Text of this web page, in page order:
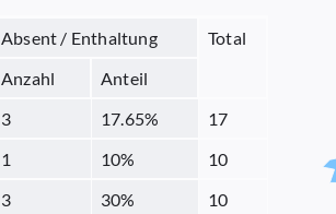
Absent / Enthaltung
Total
Anzahl
Anteil
3 17.65%
17
1 10%
10
3 30%
10